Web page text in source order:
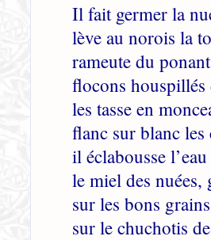
Il fait germer la
lève au norois la
rameute du
flocons
les tasse en
flanc sur blanc les
il éclabousse
le miel des nuées,
sur les bons
sur le chuchotis